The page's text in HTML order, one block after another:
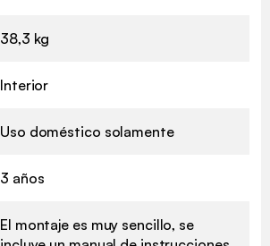
38,3 kg
Interior
Uso doméstico solamente
3 años
El montaje es muy sencillo, se